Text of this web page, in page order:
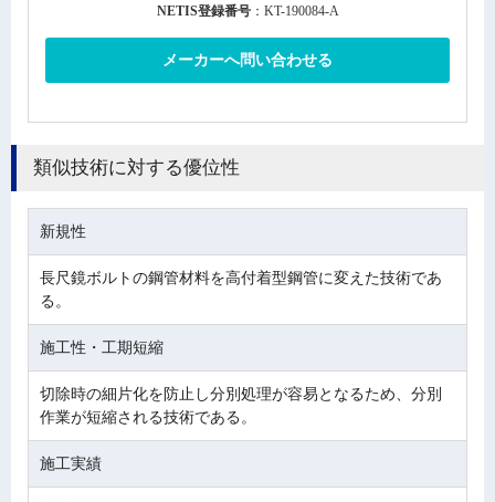
NETIS登録番号：KT-190084-A
メーカーへ問い合わせる
類似技術に対する優位性
新規性
長尺鏡ボルトの鋼管材料を高付着型鋼管に変えた技術であ
る。
施工性・工期短縮
切除時の細片化を防止し分別処理が容易となるため、分別
作業が短縮される技術である。
施工実績